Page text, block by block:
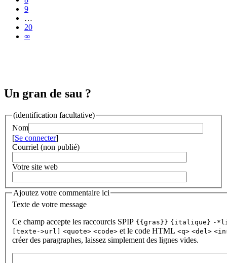
9
…
20
∞
Un gran de sau ?
(identification facultative)
Nom
[Se connecter]
Courriel (non publié)
Votre site web
Ajoutez votre commentaire ici
Texte de votre message
Ce champ accepte les raccourcis SPIP {{gras}} {italique} -
[texte->url]
<quote> <code> et le code HTML <q> <del>
créer des paragraphes, laissez simplement des lignes vides.